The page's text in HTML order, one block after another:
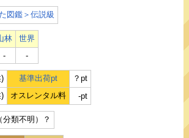
図鑑＞伝説級
林
世界
‐ ‐
基準出荷pt
？pt
オスレンタル料 -pt
分類不明）？